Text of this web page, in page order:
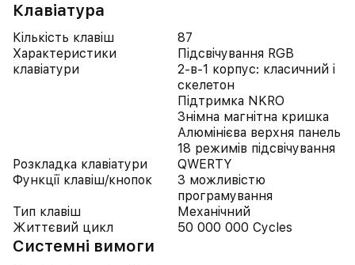
Клавіатура
Кількість клавіш
87
Характеристики
клавіатури
Підсвічування RGB
2-в-1 корпус: класичний і
скелетон
Підтримка NKRO
Знімна магнітна кришка
Алюмінієва верхня панель
18 режимів підсвічування
Розкладка клавіатури
QWERTY
Функції клавіш/кнопок
З можливістю
програмування
Тип клавіш
Механічний
Життєвий цикл
50 000 000 Cycles
Системні вимоги